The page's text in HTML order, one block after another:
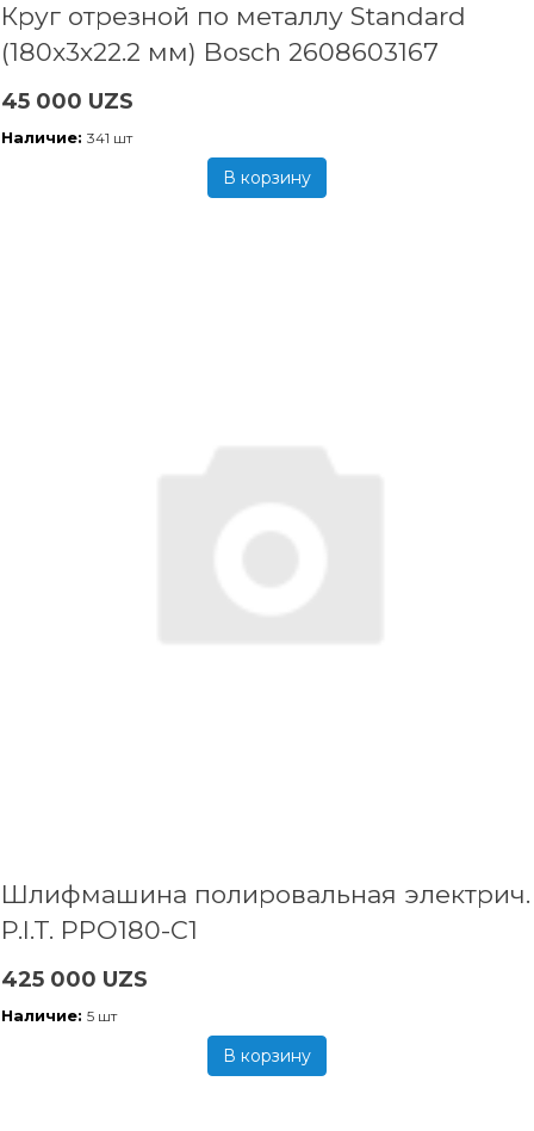
Круг отрезной по металлу Standard
(180x3х22.2 мм) Bosch 2608603167
45 000 UZS
Наличие: 341 шт
В корзину
Шлифмашина полировальная электрич.
P.I.T. PPO180-C1
425 000 UZS
Наличие: 5 шт
В корзину